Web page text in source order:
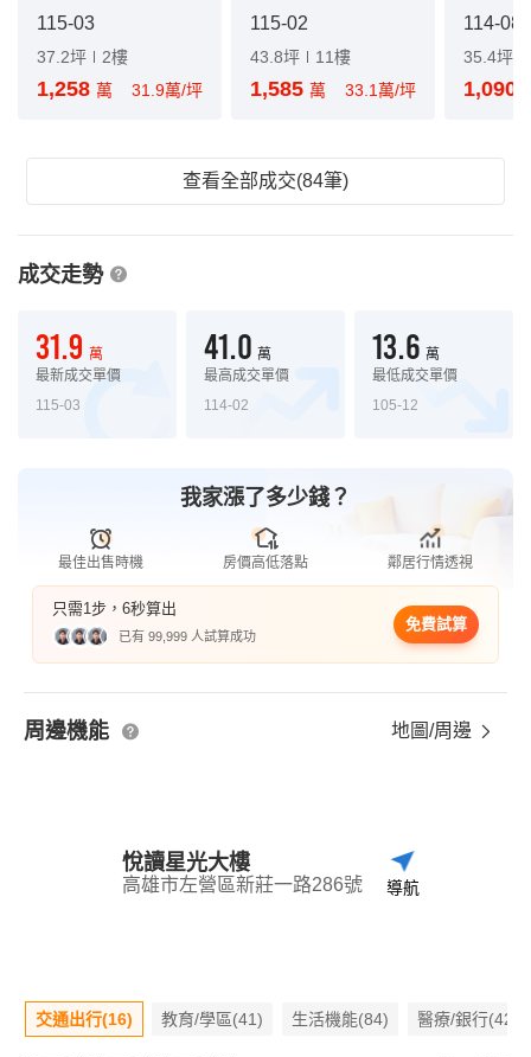
115-03
37.2坪 2樓
1,258 萬 31.9萬/坪
115-02
43.8坪 11樓
1,585 萬 33.1萬/坪
114-08
35.4坪
1,090
查看全部成交(84筆)
成交走勢
31.9 萬
最新成交單價
115-03
41.0 萬
最高成交單價
114-02
13.6 萬
最低成交單價
105-12
我家漲了多少錢？
最佳出售時機 房價高低落點 鄰居行情透視
只需1步，6秒算出
已有 99,999 人試算成功
免費試算
周邊機能 地圖/周邊
悅讀星光大樓
高雄市左營區新莊一路286號 導航
交通出行(16) 教育/學區(41) 生活機能(84) 醫療/銀行(42)